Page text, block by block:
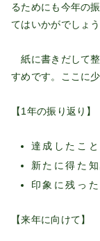
るためにも今年の
てはいかがでしょう
紙に書きだして
すめです。ここに
【1年の振り返り】
達成したこ
新たに得た
印象に残っ
【来年に向けて】